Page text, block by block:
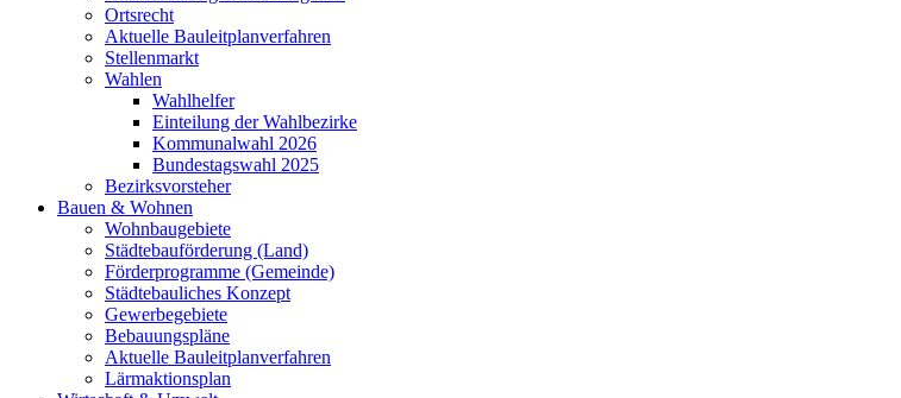
Ortsrecht
Aktuelle Bauleitplanverfahren
Stellenmarkt
Wahlen
Wahlhelfer
Einteilung der Wahlbezirke
Kommunalwahl 2026
Bundestagswahl 2025
Bezirksvorsteher
Bauen & Wohnen
Wohnbaugebiete
Städtebauförderung (Land)
Förderprogramme (Gemeinde)
Städtebauliches Konzept
Gewerbegebiete
Bebauungspläne
Aktuelle Bauleitplanverfahren
Lärmaktionsplan